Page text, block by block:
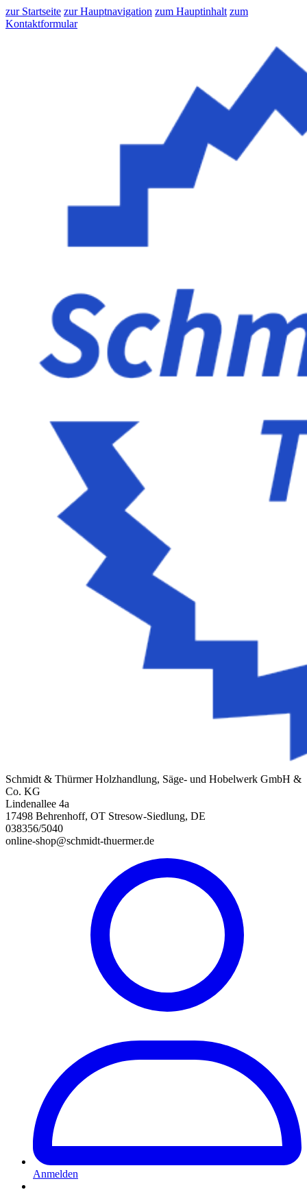
zur Startseite zur Hauptnavigation zum Hauptinhalt zum
Kontaktformular
Schmidt & Thürmer Holzhandlung, Säge- und Hobelwerk GmbH &
Co. KG
Lindenallee 4a
17498 Behrenhoff, OT Stresow-Siedlung, DE
038356/5040
online-shop@schmidt-thuermer.de
Anmelden